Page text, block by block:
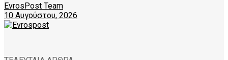
EvrosPost Team
10 Αυγούστου, 2026